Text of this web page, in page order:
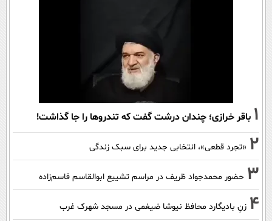
1 باقر خرازی؛ چندان درشت گفت که تندروها را جا گذاشت!
2 «تجرد قطعی»، انتخابی جدید برای سبک زندگی
3 حضور محمدجواد ظریف در مراسم تشییع ابوالقاسم قاسم‌زاده
4 زنِ بادیگارد محافظ نیوشا ضیغمی در مسجد شهرک غرب